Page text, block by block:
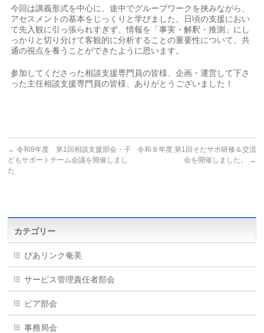
今回は講義形式を中心に、途中でグループワークを挟みながら、
アセスメントの基本をじっくりと学びました。日頃の支援におい
て先入観に引っ張られすぎず、情報を「事実・解釈・推測」にし
っかりと切り分けて客観的に分析することの重要性について、共
通の視点を養うことができたように思います。
参加してくださった相談支援専門員の皆様、企画・運営して下さ
った主任相談支援専門員の皆様、ありがとうございました！
← 令和8年度 第1回相談支援部会・子
どもサポートチーム会議を開催しまし
た
令和８年度 第1回そだサポ研修＆交流
会を開催しました。
→
カテゴリー
ぴあリンク奄美
サービス管理責任者部会
ピア部会
事務局会